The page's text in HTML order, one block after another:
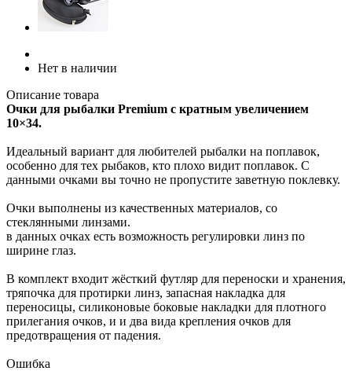
Нет в наличии
Описание товара
Очки для рыбалки Premium с кратным увеличением
10×34.
Идеальный вариант для любителей рыбалки на поплавок,
особенно для тех рыбаков, кто плохо видит поплавок. С
данными очками вы точно не пропустите заветную поклевку.
Очки выполнены из качественных материалов, со
стеклянными линзами.
в данных очках есть возможность регулировки линз по
ширине глаз.
В комплект входит жёсткий футляр для переноски и хранения,
тряпочка для протирки линз, запасная накладка для
переносицы, силиконовые боковые накладки для плотного
прилегания очков, и и два вида крепления очков для
предотвращения от падения.
Ошибка